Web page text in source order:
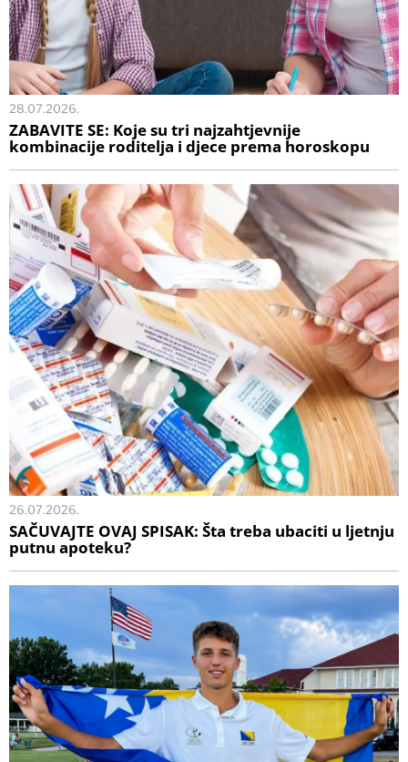
28.07.2026.
ZABAVITE SE: Koje su tri najzahtjevnije
kombinacije roditelja i djece prema horoskopu
26.07.2026.
SAČUVAJTE OVAJ SPISAK: Šta treba ubaciti u ljetnju
putnu apoteku?